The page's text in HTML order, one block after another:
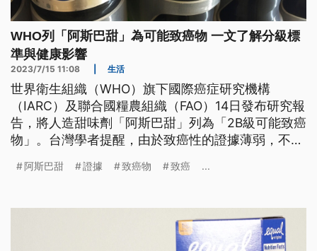
WHO列「阿斯巴甜」為可能致癌物 一文了解分級標
準與健康影響
2023/7/15 11:08 生活
世界衛生組織（WHO）旗下國際癌症研究機構
（IARC）及聯合國糧農組織（FAO）14日發布研究報
告，將人造甜味劑「阿斯巴甜」列為「2B級可能致癌
物」。台灣學者提醒，由於致癌性的證據薄弱，不需
保健品。
阿斯巴甜 證據 致癌物 致癌 ...